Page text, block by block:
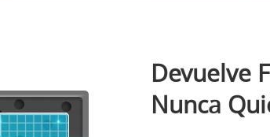
Devuelve
Nunca